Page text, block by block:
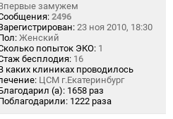
замужем
2496
23 ноя 2010, 18:30
Женский
попыток ЭКО: 1
бесплодия: 16
каких клиниках проводилось
ЦСМ г.Екатеринбург
(а): 1658 раз
1222 раза